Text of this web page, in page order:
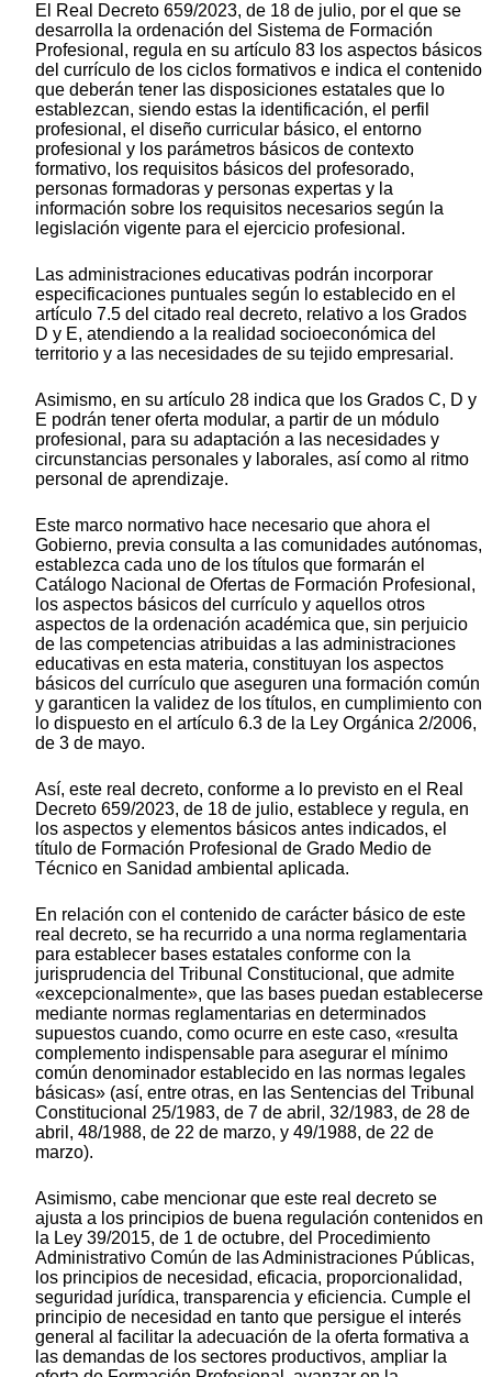
El Real Decreto 659/2023, de 18 de julio, por el que se
desarrolla la ordenación del Sistema de Formación
Profesional, regula en su artículo 83 los aspectos básicos
del currículo de los ciclos formativos e indica el contenido
que deberán tener las disposiciones estatales que lo
establezcan, siendo estas la identificación, el perfil
profesional, el diseño curricular básico, el entorno
profesional y los parámetros básicos de contexto
formativo, los requisitos básicos del profesorado,
personas formadoras y personas expertas y la
información sobre los requisitos necesarios según la
legislación vigente para el ejercicio profesional.
Las administraciones educativas podrán incorporar
especificaciones puntuales según lo establecido en el
artículo 7.5 del citado real decreto, relativo a los Grados
D y E, atendiendo a la realidad socioeconómica del
territorio y a las necesidades de su tejido empresarial.
Asimismo, en su artículo 28 indica que los Grados C, D y
E podrán tener oferta modular, a partir de un módulo
profesional, para su adaptación a las necesidades y
circunstancias personales y laborales, así como al ritmo
personal de aprendizaje.
Este marco normativo hace necesario que ahora el
Gobierno, previa consulta a las comunidades autónomas,
establezca cada uno de los títulos que formarán el
Catálogo Nacional de Ofertas de Formación Profesional,
los aspectos básicos del currículo y aquellos otros
aspectos de la ordenación académica que, sin perjuicio
de las competencias atribuidas a las administraciones
educativas en esta materia, constituyan los aspectos
básicos del currículo que aseguren una formación común
y garanticen la validez de los títulos, en cumplimiento con
lo dispuesto en el artículo 6.3 de la Ley Orgánica 2/2006,
de 3 de mayo.
Así, este real decreto, conforme a lo previsto en el Real
Decreto 659/2023, de 18 de julio, establece y regula, en
los aspectos y elementos básicos antes indicados, el
título de Formación Profesional de Grado Medio de
Técnico en Sanidad ambiental aplicada.
En relación con el contenido de carácter básico de este
real decreto, se ha recurrido a una norma reglamentaria
para establecer bases estatales conforme con la
jurisprudencia del Tribunal Constitucional, que admite
«excepcionalmente», que las bases puedan establecerse
mediante normas reglamentarias en determinados
supuestos cuando, como ocurre en este caso, «resulta
complemento indispensable para asegurar el mínimo
común denominador establecido en las normas legales
básicas» (así, entre otras, en las Sentencias del Tribunal
Constitucional 25/1983, de 7 de abril, 32/1983, de 28 de
abril, 48/1988, de 22 de marzo, y 49/1988, de 22 de
marzo).
Asimismo, cabe mencionar que este real decreto se
ajusta a los principios de buena regulación contenidos en
la Ley 39/2015, de 1 de octubre, del Procedimiento
Administrativo Común de las Administraciones Públicas,
los principios de necesidad, eficacia, proporcionalidad,
seguridad jurídica, transparencia y eficiencia. Cumple el
principio de necesidad en tanto que persigue el interés
general al facilitar la adecuación de la oferta formativa a
las demandas de los sectores productivos, ampliar la